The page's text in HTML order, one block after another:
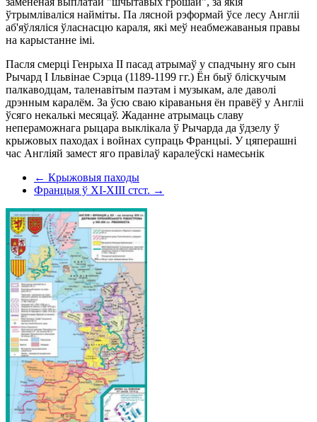
ўтрымліваліся найміты. Па лясной рэформай ўсе лесу Англіі
аб'яўляліся ўласнасцю караля, які меў неабмежаваныя правы
на карыстанне імі.
Пасля смерці Генрыха II пасад атрымаў у спадчыну яго сын
Рычард І Ільвінае Сэрца (1189-1199 гг.) Ён быў бліскучым
палкаводцам, таленавітым паэтам і музыкам, але даволі
дрэнным каралём. За ўсю сваю кіраваньня ён правёў у Англіі
ўсяго некалькі месяцаў. Жаданне атрымаць славу
непераможнага рыцара выклікала ў Рычарда да ўдзелу ў
крыжовых паходах і войнах супраць Францыі. У цяперашні
час Англіяй замест яго правілаў каралеўскі намесьнік
← Крыжовыя паходы
Францыя ў ХІ-ХІІІ стст. →